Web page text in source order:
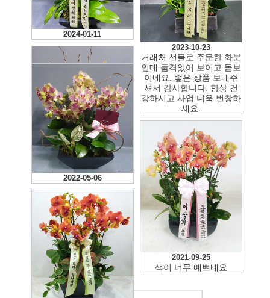
2026-07-16
2026-01-23
2024-01-11
2023-10-23
거래처 선물로 주문한 화분
인데 품격있어 보이고 돋보
이네요. 좋은 상품 보내주
셔서 감사합니다. 항상 건
강하시고 사업 더욱 번창하
세요.
2022-05-06
2022-05-06
2021-09-25
색이 너무 예쁘네요